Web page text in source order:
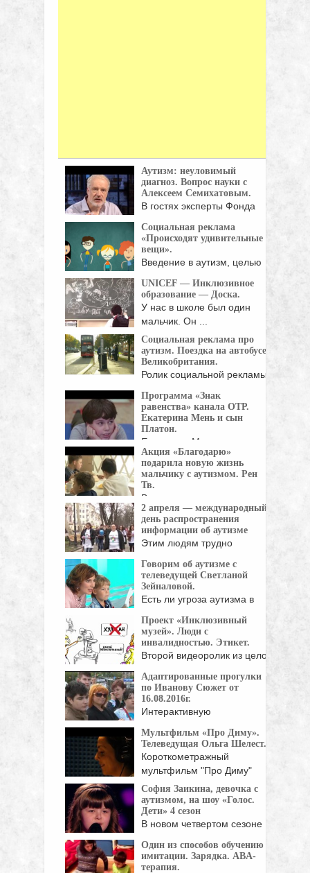
Аутизм: неуловимый
диагноз. Вопрос науки с
Алексеем Семихатовым.
В гостях эксперты Фонда
клинический ...
Социальная реклама
«Происходят удивительные
вещи».
Введение в аутизм, целью
повышение ...
UNICEF — Инклюзивное
образование — Доска.
У нас в школе был один
мальчик. Он ...
Социальная реклама про
аутизм. Поездка на автобусе.
Великобритания.
Ролик социальной рекламы
Национального общества аутизма
Великобритании. ...
Программа «Знак
равенства» канала ОТР.
Екатерина Мень и сын
Платон.
Екатерина Мень - известный
столичный арт-критик.
Выставки, ...
Акция «Благодарю»
подарила новую жизнь
мальчику с аутизмом. Рен
Тв.
В теории
шести рукопожатий стало
меньше посредников – ...
2 апреля — международный
день распространения
информации об аутизме
Этим людям трудно
...
Говорим об аутизме с
телеведущей Светланой
Зейналовой.
Есть ли угроза аутизма в
Проект «Инклюзивный
музей». Люди с
инвалидностью. Этикет.
Второй видеоролик из целой
пониманию ...
Адаптированные прогулки
по Иванову Сюжет от
16.08.2016г.
Интерактивную
экскурсию организовали и
провели две ...
Мультфильм «Про Диму».
Телеведущая Ольга Шелест.
Короткометражный
мультфильм "Про Диму"
рассказывает о встрече ...
София Заикина, девочка с
аутизмом, на шоу «Голос.
Дети» 4 сезон
В новом четвертом сезоне
Один из способов обучению
имитации. Зарядка. ABA-
терапия.